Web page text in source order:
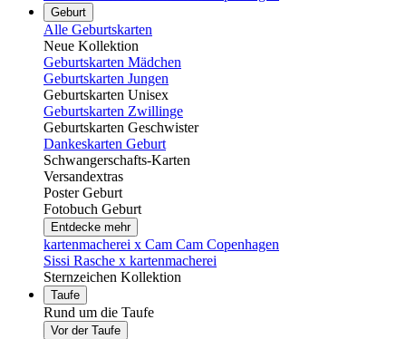
Geburt
Alle Geburtskarten
Neue Kollektion
Geburtskarten Mädchen
Geburtskarten Jungen
Geburtskarten Unisex
Geburtskarten Zwillinge
Geburtskarten Geschwister
Dankeskarten Geburt
Schwangerschafts-Karten
Versandextras
Poster Geburt
Fotobuch Geburt
Entdecke mehr
kartenmacherei x Cam Cam Copenhagen
Sissi Rasche x kartenmacherei
Sternzeichen Kollektion
Taufe
Rund um die Taufe
Vor der Taufe